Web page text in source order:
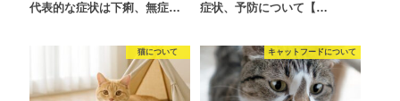
代表的な症状は下痢、無症…
症状、予防について【…
猫について キャットフードについて